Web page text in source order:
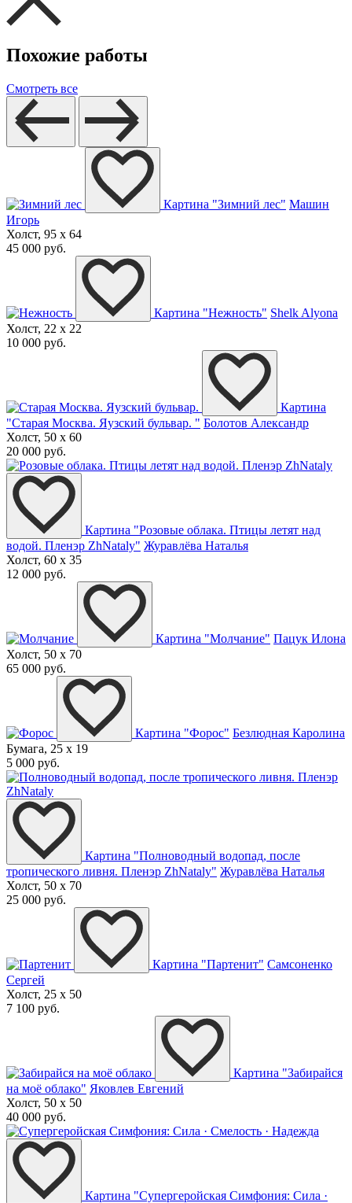
Похожие работы
Смотреть все
Картина "Зимний лес" Машин
Игорь
Холст, 95 x 64
45 000 руб.
Картина "Нежность" Shelk Alyona
Холст, 22 x 22
10 000 руб.
Картина
"Старая Москва. Яузский бульвар. " Болотов Александр
Холст, 50 x 60
20 000 руб.
Картина "Розовые облака. Птицы летят над
водой. Пленэр ZhNataly" Журавлёва Наталья
Холст, 60 x 35
12 000 руб.
Картина "Молчание" Пацук Илона
Холст, 50 x 70
65 000 руб.
Картина "Форос" Безлюдная Каролина
Бумага, 25 x 19
5 000 руб.
Картина "Полноводный водопад, после
тропического ливня. Пленэр ZhNataly" Журавлёва Наталья
Холст, 50 x 70
25 000 руб.
Картина "Партенит" Самсоненко
Сергей
Холст, 25 x 50
7 100 руб.
Картина "Забирайся
на моё облако" Яковлев Евгений
Холст, 50 x 50
40 000 руб.
Картина "Супергеройская Симфония: Сила ·